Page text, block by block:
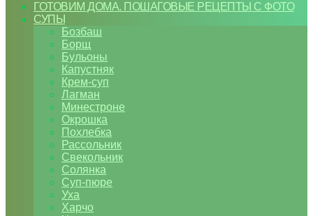
ГОТОВИМ ДОМА. ПОШАГОВЫЕ РЕЦЕПТЫ С ФОТО
СУПЫ
Бозбаш
Борщ
Бульоны
Капустняк
Крем-суп
Лагман
Минестроне
Окрошка
Похлебка
Рассольник
Свекольник
Солянка
Суп-пюре
Уха
Харчо